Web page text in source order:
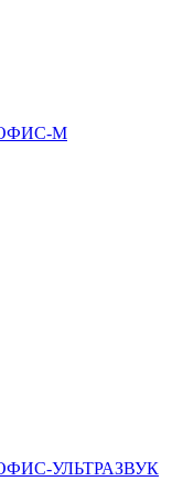
М
УЛЬТРАЗВУК